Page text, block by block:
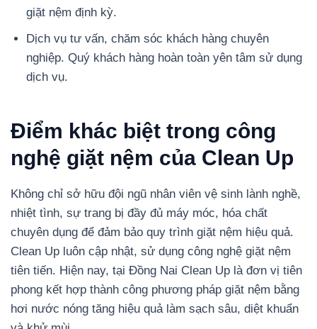
giặt nệm định kỳ.
Dịch vụ tư vấn, chăm sóc khách hàng chuyên
nghiệp. Quý khách hàng hoàn toàn yên tâm sử dụng
dịch vụ.
Điểm khác biệt trong công
nghệ giặt nệm của Clean Up
Không chỉ sở hữu đội ngũ nhân viên vệ sinh lành nghề,
nhiệt tình, sự trang bị đầy đủ máy móc, hóa chất
chuyên dụng để đảm bảo quy trình giặt nệm hiệu quả.
Clean Up luôn cập nhật, sử dụng công nghệ giặt nệm
tiên tiến. Hiện nay, tại Đồng Nai Clean Up là đơn vị tiên
phong kết hợp thành công phương pháp giặt nệm bằng
hơi nước nóng tăng hiệu quả làm sạch sâu, diệt khuẩn